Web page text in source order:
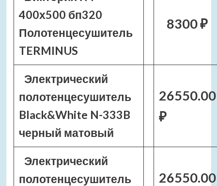
400х500 бп320
Полотенцесушитель
TERMINUS
8300 ₽
Электрический
полотенцесушитель
Black&White N-333B
черный матовый
26550.00
₽
Электрический
полотенцесушитель
26550.00